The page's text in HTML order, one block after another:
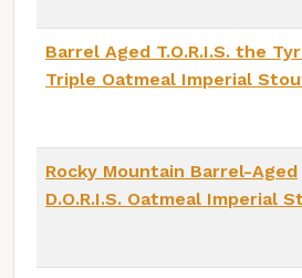
Barrel Aged T.O.R.I.S. the
Triple Oatmeal Imperial
Rocky Mountain Barrel-Aged
D.O.R.I.S. Oatmeal Imperial